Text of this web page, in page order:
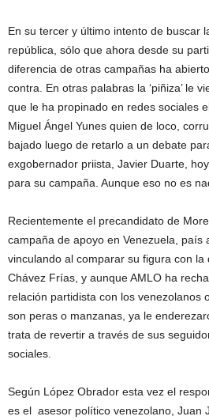
En su tercer y último intento de buscar
república, sólo que ahora desde su
diferencia de otras campañas ha
contra. En otras palabras la ‘piñiza’ le
que le ha propinado en redes sociales
Miguel Ángel Yunes quien de loco,
bajado luego de retarlo a un debate
exgobernador priista, Javier Duarte,
para su campaña. Aunque eso no es
Recientemente el precandidato de
campaña de apoyo en Venezuela, país
vinculando al comparar su figura con la
Chávez Frías, y aunque AMLO ha
relación partidista con los venezolanos
son peras o manzanas, ya le
trata de revertir a través de sus
sociales.
Según López Obrador esta vez el
es el asesor político venezolano, Juan